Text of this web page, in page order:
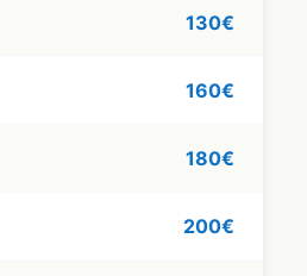
130€
160€
180€
200€